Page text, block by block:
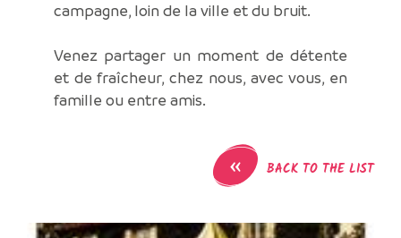
campagne, loin de la ville et du bruit.
Venez partager un moment de détente
et de fraîcheur, chez nous, avec vous, en
famille ou entre amis.
« BACK TO THE LIST